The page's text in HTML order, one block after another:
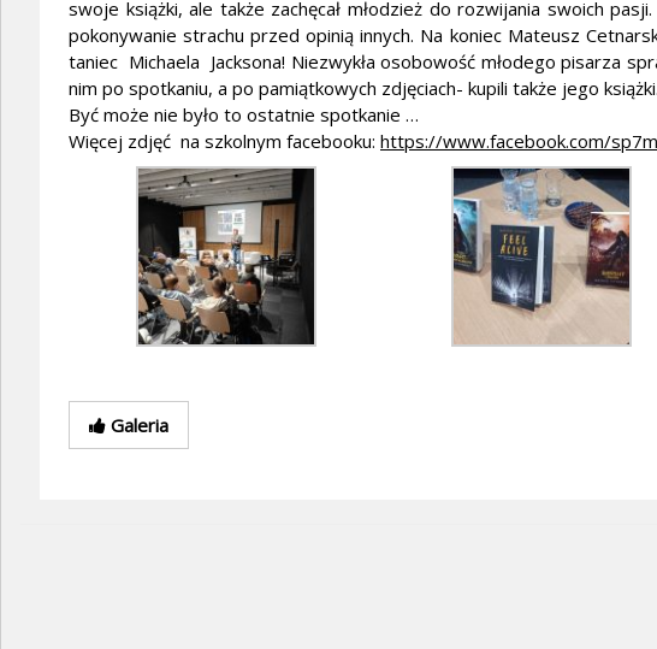
swoje książki, ale także zachęcał młodzież do rozwijania swoich
pokonywanie strachu przed opinią innych. Na koniec Mateusz
taniec Michaela Jacksona! Niezwykła osobowość młodego pisarza
nim po spotkaniu, a po pamiątkowych zdjęciach- kupili także jego książki.
Być może nie było to ostatnie spotkanie …
Więcej zdjęć na szkolnym facebooku: https://www.facebook.com/
Galeria